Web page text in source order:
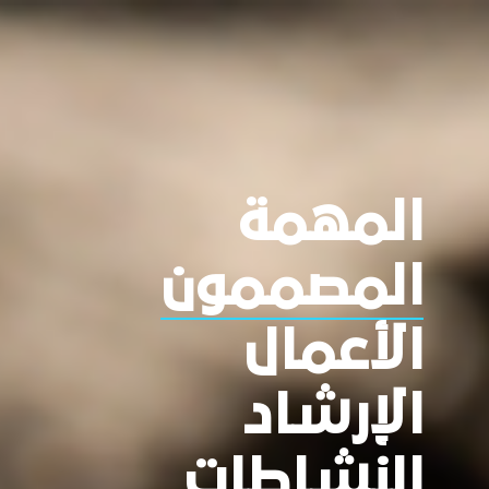
المهمة
المصممون
الأعمال
الإرشاد